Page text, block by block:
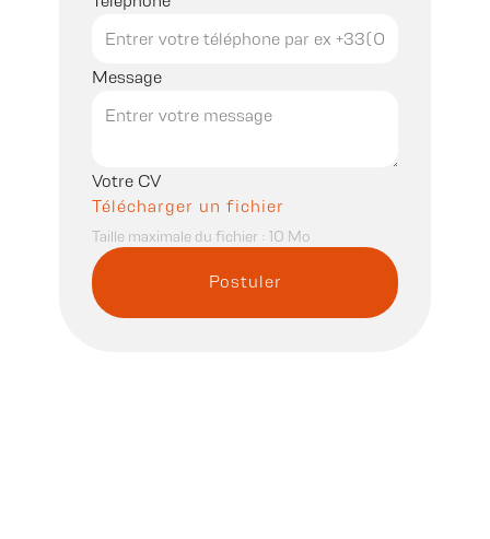
Message
Votre CV
T​élécharger un fichier
Taille maximale du fichier : 10 Mo
Postuler